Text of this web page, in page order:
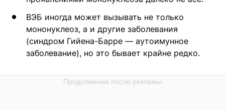
ВЭБ иногда может вызывать не только
мононуклеоз, а и другие заболевания
(синдром Гийена-Барре — аутоимунное
заболевание), но это бывает крайне редко.